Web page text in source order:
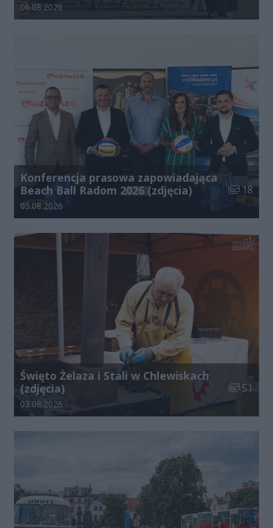
Data dodania galerii:
06.08.2026
Konferencja prasowa zapowiadająca
Beach Ball Radom 2026 (zdjęcia)
Liczba
18
Data dodania galerii:
05.08.2026
Święto Żelaza i Stali w Chlewiskach
(zdjęcia)
Liczba
51
Data dodania galerii:
03.08.2026